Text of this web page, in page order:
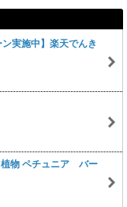
実施中】楽天でんき
植物 ペチュニア バー